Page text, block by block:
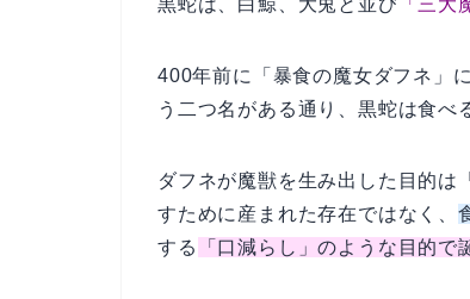
黒蛇は、白鯨、大兎と並び「三大
400年前に「暴食の魔女ダフネ」
う二つ名がある通り、黒蛇は食べ
ダフネが魔獣を生み出した目的は「
すために産まれた存在ではなく、
する
「口減らし」のような目的で